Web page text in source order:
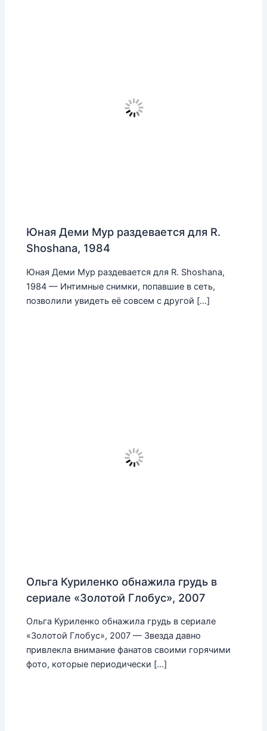
Юная Деми Мур раздевается для R.
Shoshana, 1984
Юная Деми Мур раздевается для R. Shoshana,
1984 — Интимные снимки, попавшие в сеть,
позволили увидеть её совсем с другой […]
Ольга Куриленко обнажила грудь в
сериале «Золотой Глобус», 2007
Ольга Куриленко обнажила грудь в сериале
«Золотой Глобус», 2007 — Звезда давно
привлекла внимание фанатов своими горячими
фото, которые периодически […]